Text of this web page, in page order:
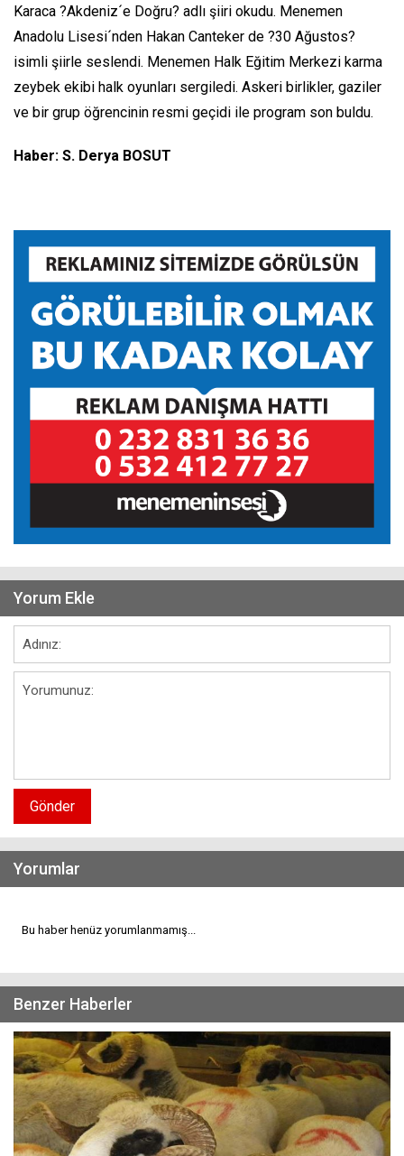
Karaca ?Akdeniz´e Doğru? adlı şiiri okudu. Menemen
Anadolu Lisesi´nden Hakan Canteker de ?30 Ağustos?
isimli şiirle seslendi. Menemen Halk Eğitim Merkezi karma
zeybek ekibi halk oyunları sergiledi. Askeri birlikler, gaziler
ve bir grup öğrencinin resmi geçidi ile program son buldu.
Haber: S. Derya BOSUT
Yorum Ekle
Gönder
Yorumlar
Bu haber henüz yorumlanmamış...
Benzer Haberler